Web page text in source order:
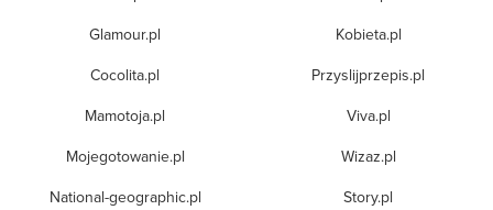
Glamour.pl
Cocolita.pl
Mamotoja.pl
Mojegotowanie.pl
National-geographic.pl
Kobieta.pl
Przyslijprzepis.pl
Viva.pl
Wizaz.pl
Story.pl